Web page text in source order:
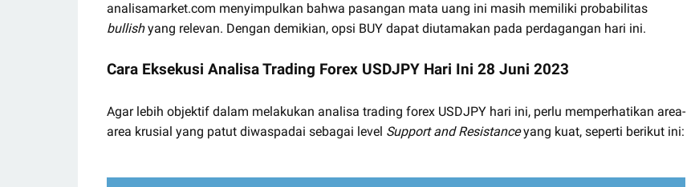
analisamarket.com menyimpulkan bahwa pasangan mata uang ini masih memiliki probabilitas
bullishyang relevan. Dengan demikian, opsi BUY dapat diutamakan pada perdagangan hari ini.
Cara Eksekusi Analisa Trading Forex USDJPY Hari Ini 28 Juni 2023
Agar lebih objektif dalam melakukan analisa trading forex USDJPY hari ini, perlu memperhatikan area-
area krusial yang patut diwaspadai sebagai level Support and Resistanceyang kuat, seperti berikut ini: